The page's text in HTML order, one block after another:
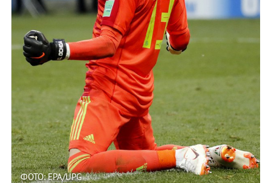
ФОТО: EPA/UPG